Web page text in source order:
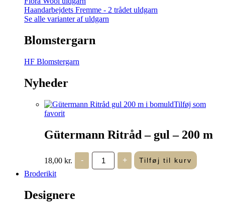
Haandarbejdets Fremme - 2 trådet uldgarn
Se alle varianter af uldgarn
Blomstergarn
HF Blomstergarn
Nyheder
Tilføj som
favorit
Gütermann Ritråd – gul – 200 m
18,00 kr. -
Gütermann
Ritråd
-
+ Tilføj til kurv
Broderikit
Designere